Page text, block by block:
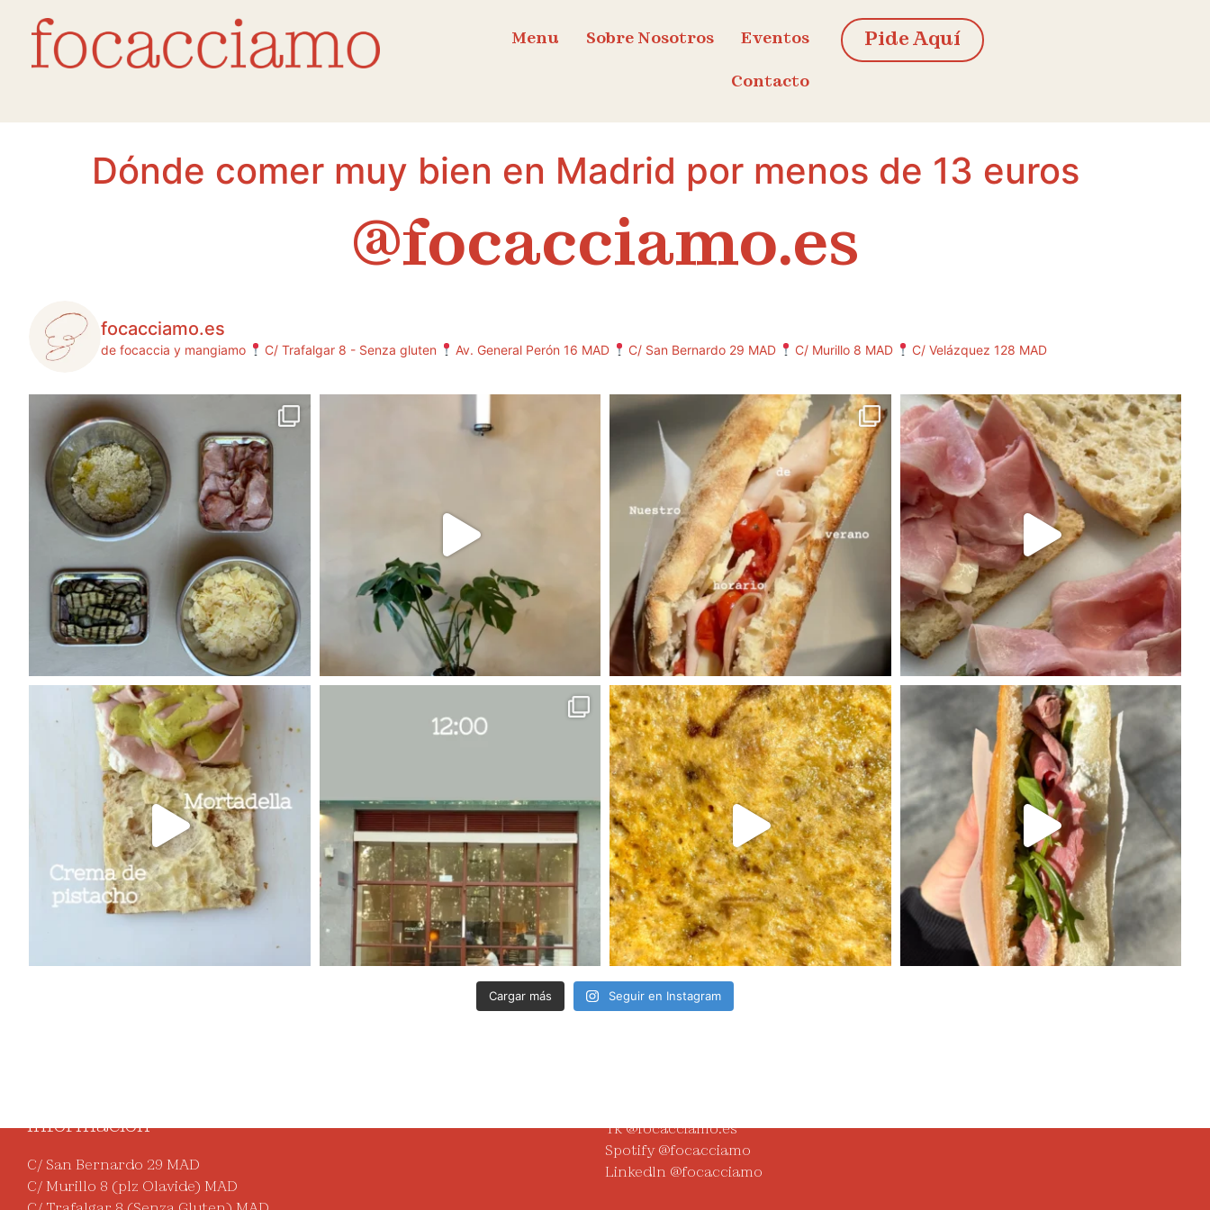
Menu Sobre Nosotros Eventos
Contacto
Pide Aquí
Dónde comer muy bien en Madrid por menos de 13 euros
@focacciamo.es
focacciamo.es
de focaccia y mangiamo C/ Trafalgar 8 - Senza gluten Av. General Perón 16 MAD C/ San Bernardo 29 MAD C/ Murillo 8 MAD C/ Velázquez 128 MAD
Cargar más Seguir en Instagram
Información
C/ San Bernardo 29 MAD
C/ Murillo 8 (plz Olavide) MAD
Tk @focacciamo.es
Spotify @focacciamo
Linkedln @focacciamo